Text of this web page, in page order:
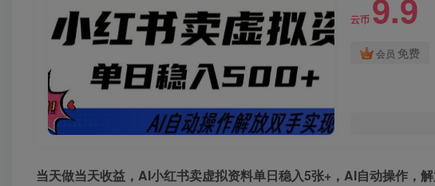
云币 9.9
会员 免费
当天做当天收益，AI小红书卖虚拟资料单日稳入5张+，AI自动操作，